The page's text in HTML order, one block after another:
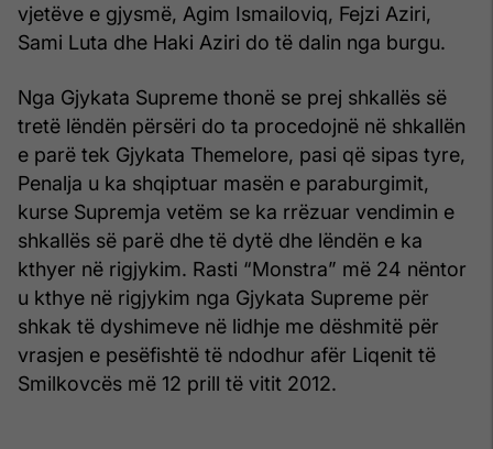
vjetëve e gjysmë, Agim Ismailoviq, Fejzi Aziri,
Sami Luta dhe Haki Aziri do të dalin nga burgu.
Nga Gjykata Supreme thonë se prej shkallës së
tretë lëndën përsëri do ta procedojnë në shkallën
e parë tek Gjykata Themelore, pasi që sipas tyre,
Penalja u ka shqiptuar masën e paraburgimit,
kurse Supremja vetëm se ka rrëzuar vendimin e
shkallës së parë dhe të dytë dhe lëndën e ka
kthyer në rigjykim. Rasti “Monstra” më 24 nëntor
u kthye në rigjykim nga Gjykata Supreme për
shkak të dyshimeve në lidhje me dëshmitë për
vrasjen e pesëfishtë të ndodhur afër Liqenit të
Smilkovcës më 12 prill të vitit 2012.